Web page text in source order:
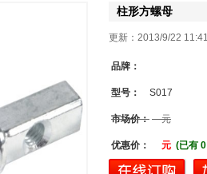
柱形方螺母
更新：2013/9/22
品牌：
型号： S017
市场价： 元
优惠价： 元 (已有